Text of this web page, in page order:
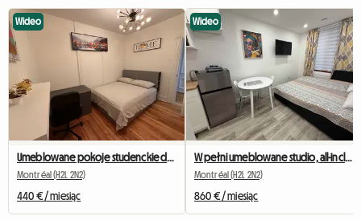
Wideo
Montréal (H2L 2N2)
440 € / miesiąc
Wideo
Montréal (H2L 2N2)
860 € / miesiąc